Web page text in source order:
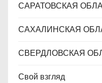
САРАТОВСКАЯ
САХАЛИНСКАЯ
СВЕРДЛОВСКАЯ
Свой взгляд